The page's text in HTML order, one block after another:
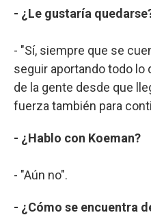
- ¿Le gustaría
- "Sí, siempre que se
seguir aportando todo lo
de la gente desde que
fuerza también para
- ¿Hablo con Koeman?
- "Aún no".
- ¿Cómo se encuentra